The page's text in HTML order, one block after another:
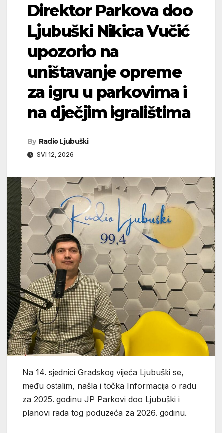
Direktor Parkova doo
Ljubuški Nikica Vučić
upozorio na
uništavanje opreme
za igru u parkovima i
na dječjim igralištima
By Radio Ljubuški
SVI 12, 2026
Na 14. sjednici Gradskog vijeća Ljubuški se,
među ostalim, našla i točka Informacija o radu
za 2025. godinu JP Parkovi doo Ljubuški i
planovi rada tog poduzeća za 2026. godinu.